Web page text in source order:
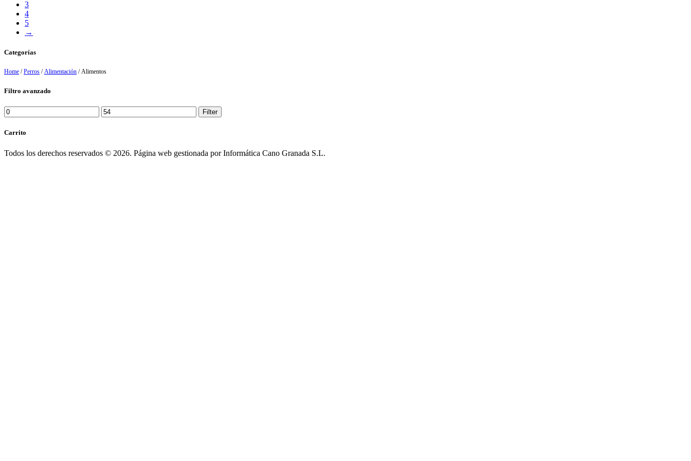
3
4
5
→
Categorías
Home /Perros /Alimentación / Alimentos
Filtro avanzado
Min
price
Max
price
Filter
Carrito
Todos los derechos reservados © 2026. Página web gestionada por Informática Cano Granada S.L.